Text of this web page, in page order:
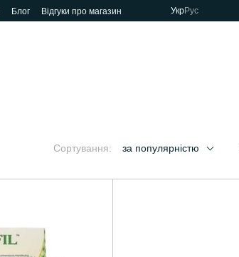
Блог Відгуки про магазин УкрРус
Сортування: за популярністю